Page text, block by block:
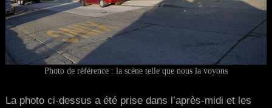
Photo de référence : la scène telle que nous la voyons
La photo ci-dessus a été prise dans l’après-midi et les